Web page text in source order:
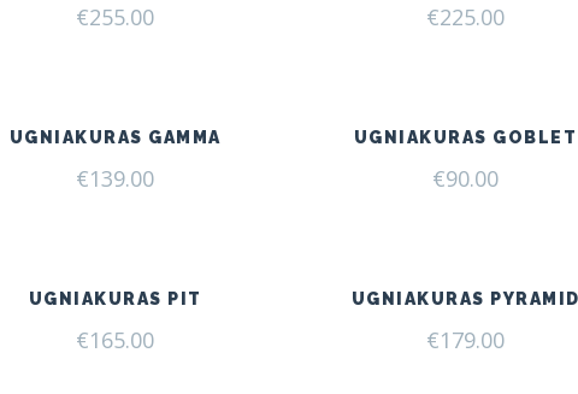
€255.00 €225.00
UGNIAKURAS GAMMA
€139.00
UGNIAKURAS GOBLET
€90.00
UGNIAKURAS PIT
€165.00
UGNIAKURAS PYRAMID
€179.00